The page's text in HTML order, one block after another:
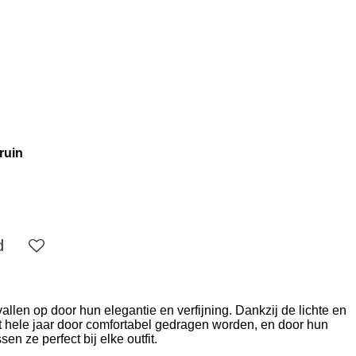
op door hun elegantie en verfijning. Dankzij de lichte en
jaar door comfortabel gedragen worden, en door hun
ze perfect bij elke outfit.